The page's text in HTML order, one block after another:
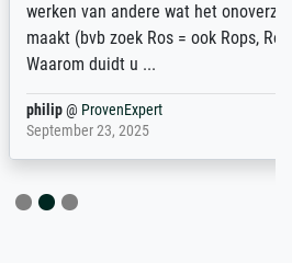
wat het onoverzichtelijk
Ros = ook Rops, Rose etc).